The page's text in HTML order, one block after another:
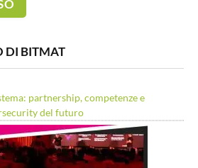
DI BITMAT
partnership, competenze e
del futuro